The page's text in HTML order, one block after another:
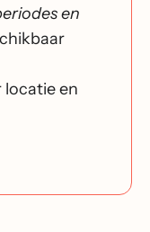
en
locatie en